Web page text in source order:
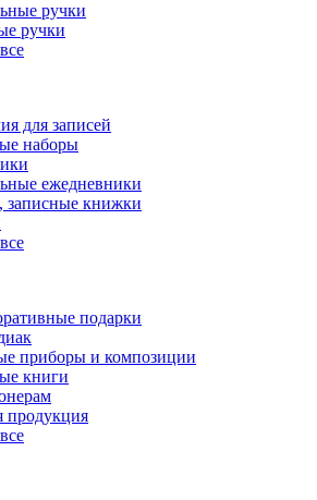
ручки
ручки
для записей
наборы
ежедневники
записные книжки
подарки
приборы и композиции
книги
продукция